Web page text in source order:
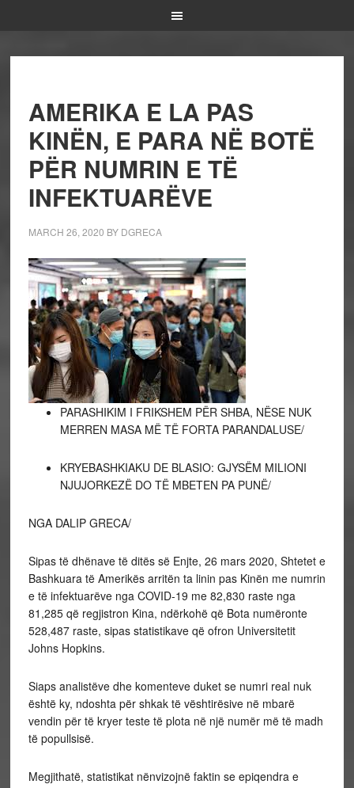
AMERIKA E LA PAS
KINËN, E PARA NË BOTË
PËR NUMRIN E TË
INFEKTUARËVE
MARCH 26, 2020 BY DGRECA
PARASHIKIM I FRIKSHEM PËR SHBA, NËSE NUK
MERREN MASA MË TË FORTA PARANDALUSE/
KRYEBASHKIAKU DE BLASIO: GJYSËM MILIONI
NJUJORKEZË DO TË MBETEN PA PUNË/
NGA DALIP GRECA/
Sipas të dhënave të ditës së Enjte, 26 mars 2020, Shtetet e
Bashkuara të Amerikës arritën ta linin pas Kinën me numrin
e të infektuarëve nga COVID-19 me 82,830 raste nga
81,285 që regjistron Kina, ndërkohë që Bota numëronte
528,487 raste, sipas statistikave që ofron Universitetit
Johns Hopkins.
Siaps analistëve dhe komenteve duket se numri real nuk
është ky, ndoshta për shkak të vështirësive në mbarë
vendin për të kryer teste të plota në një numër më të madh
të popullsisë.
Megjithatë, statistikat nënvizojnë faktin se epiqendra e